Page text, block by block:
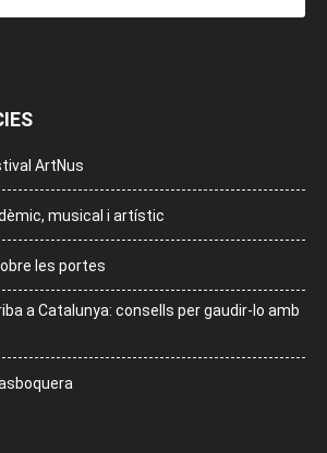
ArtNus
musical i artístic
les portes
a Catalunya: consells per gaudir-lo amb